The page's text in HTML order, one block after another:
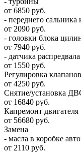
от 6850 руб.
- переднего сальника
от 2090 руб.
- головки блока
от 7940 руб.
- датчика распредвала
от 1550 руб.
Регулировка клапанов
от 4250 руб.
Снятие/установка
от 16840 руб.
Капремонт двигателя
от 56680 руб.
Замена
- масла в коробке
от 2110 руб.